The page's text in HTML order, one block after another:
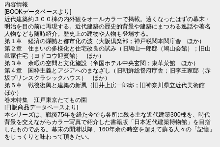
内容情報
[BOOKデータベースより]
近代建築約３００棟の内外観をオールカラーで掲載。遠くなったはずの幕末・
明治を目の前に再現する。近代建築の歴史的背景や建築にまつわる逸話や著名
人物なども随時紹介。歴史上の建物や人物も登場する。
第１章 経済の爛熟と都市化の波（大阪倶楽部；神戸税関本関庁舎 ほか）
第２章 住まいの多様化と住宅改良の試み（旧鳩山一郎邸（鳩山会館）；旧山
邑家住宅（ヨドコウ迎賓館） ほか）
第３章 余暇の空間と文化施設（帝国ホテル中央玄関；東華菜館 ほか）
第４章 国粋主義とアジアへのまなざし（旧朝鮮総督府庁舎；旧李王家邸（赤
坂プリンスクラシックハウス） ほか）
第５章 戦後復興と建築の新風（旧井上房一郎邸；旧神奈川県立近代美術館
ほか）
巻末特集 江戸東京たてもの園
[日販商品データベースより]
本シリーズは、戦後75年を経た今でも各所に残る主な近代建築300棟を、時代
背景を交えながらカラー写真で紹介した書籍版「日本近代建築博物館」を目指
したものである。幕末の開港以降、160年余の時空を超えて蘇る人々の「記憶」
をじっくりと味わって頂きたい。